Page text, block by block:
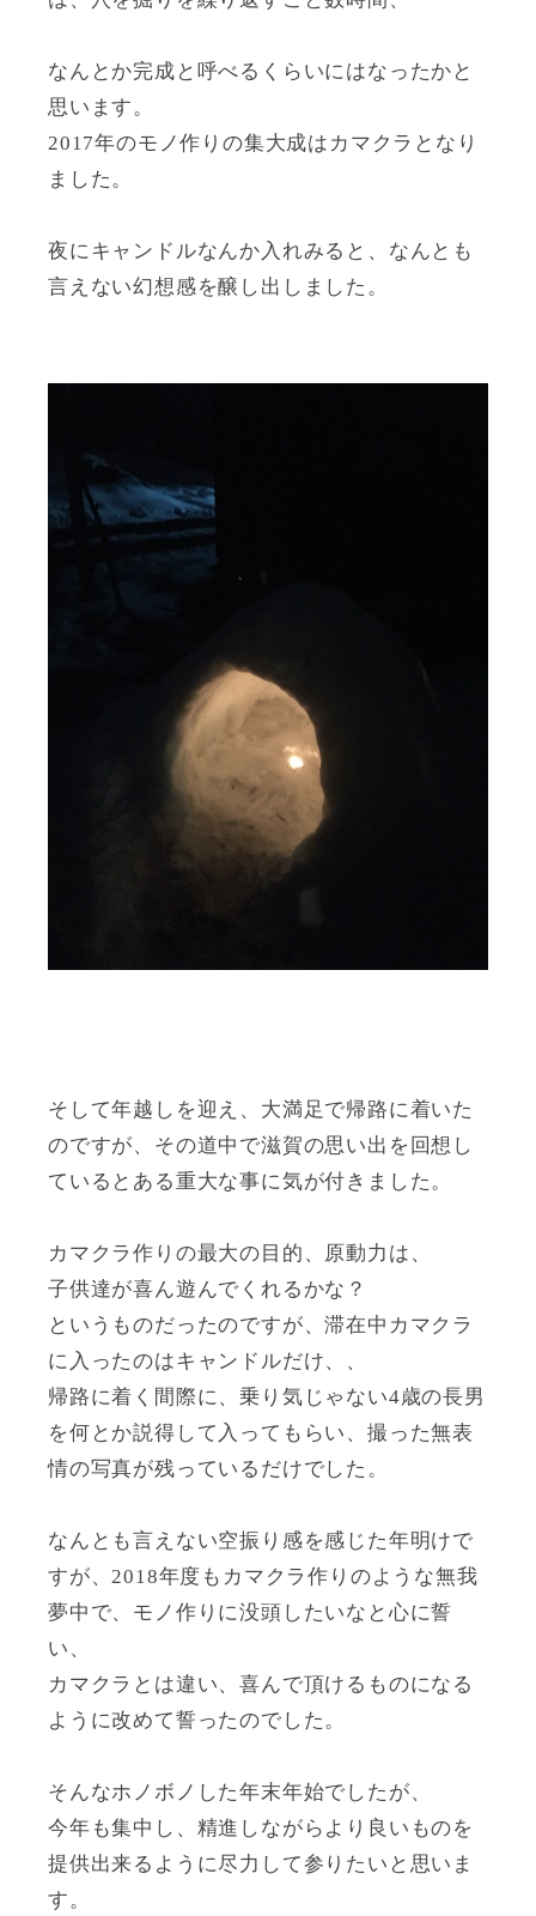
なんとか完成と呼べるくらいにはなったかと
思います。
2017年のモノ作りの集大成はカマクラとなり
ました。
夜にキャンドルなんか入れみると、なんとも
言えない幻想感を醸し出しました。
そして年越しを迎え、大満足で帰路に着いた
のですが、その道中で滋賀の思い出を回想し
ているとある重大な事に気が付きました。
カマクラ作りの最大の目的、原動力は、
子供達が喜ん遊んでくれるかな？
というものだったのですが、滞在中カマクラ
に入ったのはキャンドルだけ、、
帰路に着く間際に、乗り気じゃない4歳の長男
を何とか説得して入ってもらい、撮った無表
情の写真が残っているだけでした。
なんとも言えない空振り感を感じた年明けで
すが、2018年度もカマクラ作りのような無我
夢中で、モノ作りに没頭したいなと心に誓
い、
カマクラとは違い、喜んで頂けるものになる
ように改めて誓ったのでした。
そんなホノボノした年末年始でしたが、
今年も集中し、精進しながらより良いものを
提供出来るように尽力して参りたいと思いま
す。